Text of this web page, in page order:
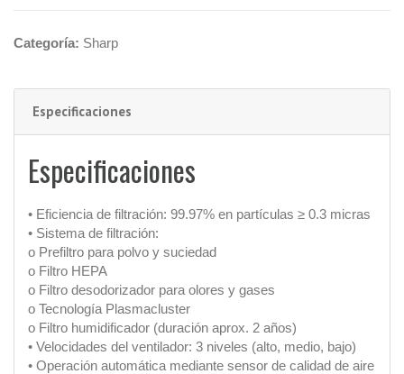
Categoría: Sharp
Especificaciones
Especificaciones
• Eficiencia de filtración: 99.97% en partículas ≥ 0.3 micras
• Sistema de filtración:
o Prefiltro para polvo y suciedad
o Filtro HEPA
o Filtro desodorizador para olores y gases
o Tecnología Plasmacluster
o Filtro humidificador (duración aprox. 2 años)
• Velocidades del ventilador: 3 niveles (alto, medio, bajo)
• Operación automática mediante sensor de calidad de aire